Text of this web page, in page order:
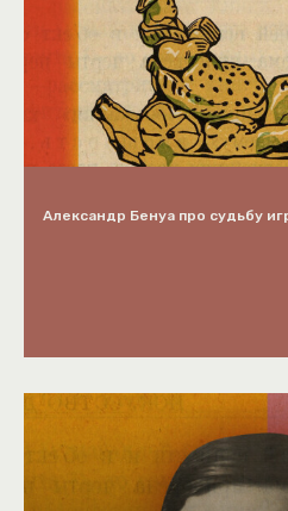
Александр Бенуа про судьбу